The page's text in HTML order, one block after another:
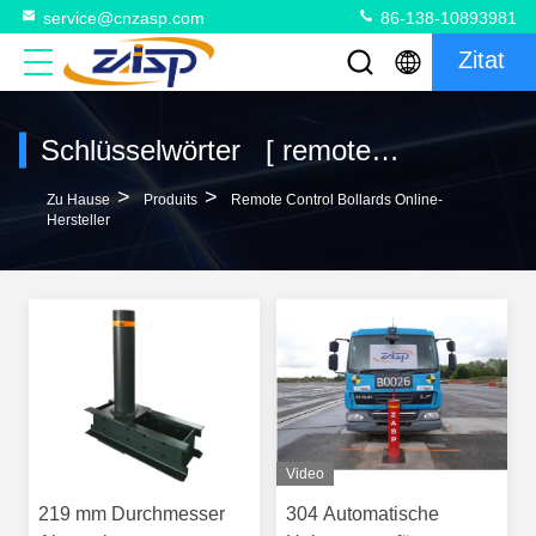
service@cnzasp.com 86-138-10893981
Zitat
Schlüsselwörter [ remote control bollards ] Übereinstimmung 103 produits
Zu Hause > Produits >
Remote Control Bollards Online-
Hersteller
219 mm Durchmesser
Video
304 Automatische